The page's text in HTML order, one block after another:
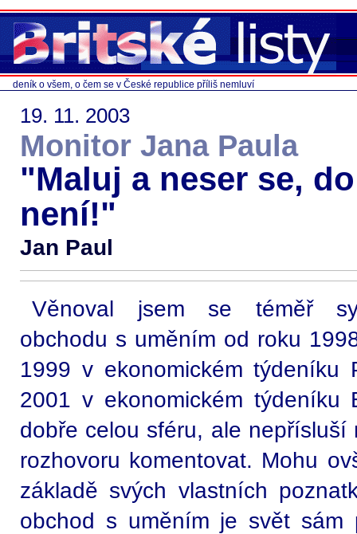
deník o všem, o čem se v České republice příliš nemluví
19. 11. 2003
Monitor Jana Paula
"Maluj a neser se,
není!"
Jan Paul
Věnoval jsem se téměř
obchodu s uměním od roku
1999 v ekonomickém
2001 v ekonomickém týdeníku
dobře celou sféru, ale
rozhovoru komentovat. Mohu
základě svých vlastních
obchod s uměním je svět sám